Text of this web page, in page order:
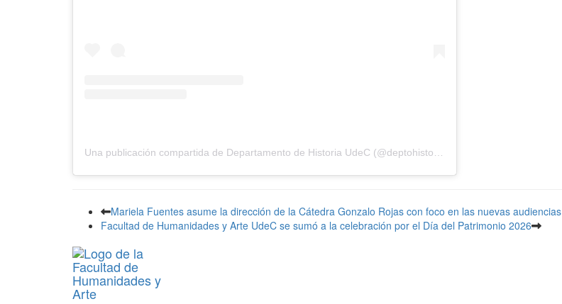
Mariela Fuentes asume la dirección de la Cátedra Gonzalo Rojas con foco en las nuevas audiencias
Facultad de Humanidades y Arte UdeC se sumó a la celebración por el Día del Patrimonio 2026